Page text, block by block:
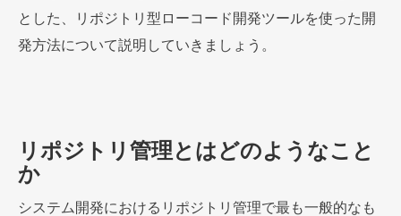
とした、リポジトリ型ローコード開発ツールを使った開
発方法について説明していきましょう。
リポジトリ管理とはどのようなこと
か
システム開発におけるリポジトリ管理で最も一般的なも